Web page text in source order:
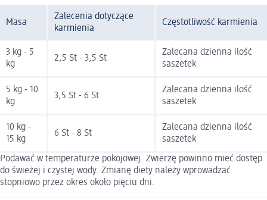
Masa
Zalecenia dotyczące
karmienia
Częstotliwość karmienia
3 kg - 5
kg
2,5 St - 3,5 St
Zalecana dzienna ilość
saszetek
5 kg - 10
kg
3,5 St - 6 St
Zalecana dzienna ilość
saszetek
10 kg -
15 kg
6 St - 8 St
Zalecana dzienna ilość
saszetek
Podawać w temperaturze pokojowej. Zwierzę powinno mieć dostęp
do świeżej i czystej wody. Zmianę diety należy wprowadzać
stopniowo przez okres około pięciu dni.